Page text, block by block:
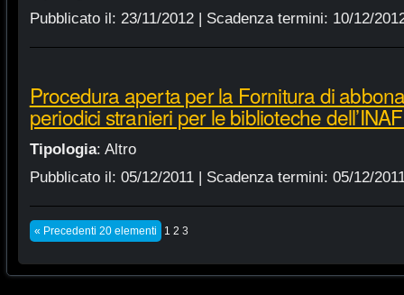
Pubblicato il: 23/11/2012| Scadenza termini: 10/12/
Procedura aperta per la Fornitura di
periodici stranieri per le biblioteche
Tipologia: Altro
Pubblicato il: 05/12/2011| Scadenza termini: 05/12/
« Precedenti 20 elementi 1 2 3